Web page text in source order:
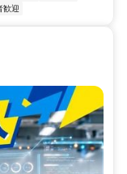
歓迎